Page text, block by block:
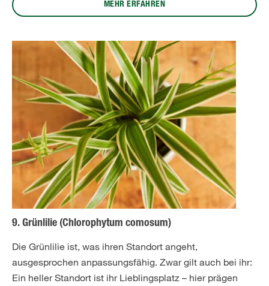
MEHR ERFAHREN
9. Grünlilie (Chlorophytum comosum)
Die Grünlilie ist, was ihren Standort angeht,
ausgesprochen anpassungsfähig. Zwar gilt auch bei ihr:
Ein heller Standort ist ihr Lieblingsplatz – hier prägen